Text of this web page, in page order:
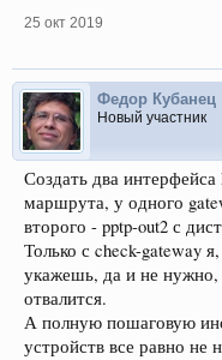
25 окт 2019
Федор Кубанец
Новый участник
Создать два интерфейса
маршрута, у одного
второго - pptp-out2 с
Только с check-gateway
укажешь, да и не нужно,
отвалится.
А полную пошаговую
устройств все равно не